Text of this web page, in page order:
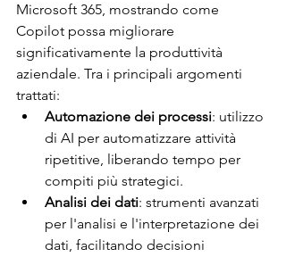
Microsoft 365, mostrando come
Copilot possa migliorare
significativamente la produttività
aziendale. Tra i principali argomenti
trattati:
Automazione dei processi: utilizzo
di AI per automatizzare attività
ripetitive, liberando tempo per
compiti più strategici.
Analisi dei dati: strumenti avanzati
per l'analisi e l'interpretazione dei
dati, facilitando decisioni